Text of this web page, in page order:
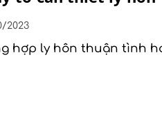
2023
hợp ly hôn thuận tình